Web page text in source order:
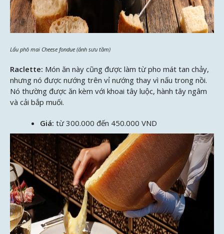
Lẩu phô mai Cheese fondue (ảnh sưu tầm)
Raclette: Món ăn này cũng được làm từ pho mát tan chảy,
nhưng nó được nướng trên vỉ nướng thay vì nấu trong nồi.
Nó thường được ăn kèm với khoai tây luộc, hành tây ngâm
và cải bắp muối.
Giá: từ 300.000 đến 450.000 VND